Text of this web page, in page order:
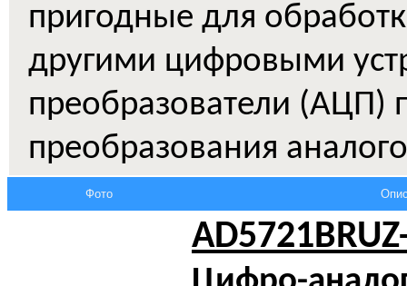
пригодные для
другими цифровыми
преобразователи (АЦП)
преобразования
Фото